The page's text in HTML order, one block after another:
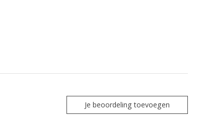
Je beoordeling toevoegen